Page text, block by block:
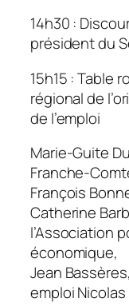
14h30 :
président du
15h15 : Table
régional de
de l’emploi
Marie-Guite
Franche-
François
Catherine
l’Association
économique,
Jean
emploi